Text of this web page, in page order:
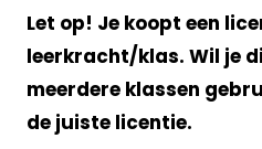
Let op! Je koopt een
leerkracht/klas. Wil je
meerdere klassen
de juiste licentie.